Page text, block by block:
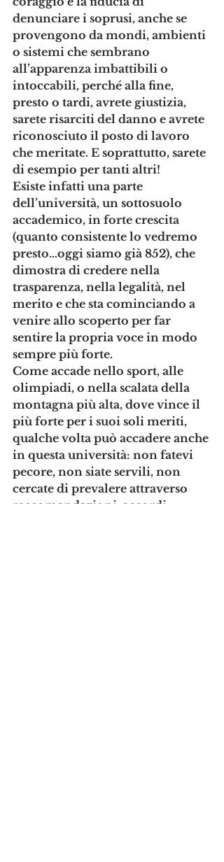
denunciare i soprusi, anche se
provengono da mondi, ambienti
o sistemi che sembrano
all’apparenza imbattibili o
intoccabili, perché alla fine,
presto o tardi, avrete giustizia,
sarete risarciti del danno e avrete
riconosciuto il posto di lavoro
che meritate. E soprattutto, sarete
di esempio per tanti altri!
Esiste infatti una parte
dell’università, un sottosuolo
accademico, in forte crescita
(quanto consistente lo vedremo
presto…oggi siamo già 852), che
dimostra di credere nella
trasparenza, nella legalità, nel
merito e che sta cominciando a
venire allo scoperto per far
sentire la propria voce in modo
sempre più forte.
Come accade nello sport, alle
olimpiadi, o nella scalata della
montagna più alta, dove vince il
più forte per i suoi soli meriti,
qualche volta può accadere anche
in questa università: non fatevi
pecore, non siate servili, non
cercate di prevalere attraverso
raccomandazioni, accordi,